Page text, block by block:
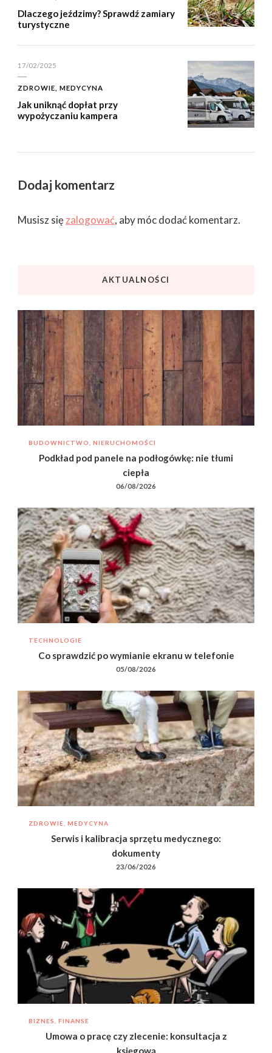
Dlaczego jeździmy? Sprawdź zamiary
turystyczne
17/02/2025
ZDROWIE, MEDYCYNA
Jak uniknąć dopłat przy
wypożyczaniu kampera
Dodaj komentarz
Musisz sięzalogować, aby móc dodać komentarz.
AKTUALNOŚCI
BUDOWNICTWO, NIERUCHOMOŚCI
Podkład pod panele na podłogówkę: nie tłumi
ciepła
06/08/2026
TECHNOLOGIE
Co sprawdzić po wymianie ekranu w telefonie
05/08/2026
ZDROWIE, MEDYCYNA
Serwis i kalibracja sprzętu medycznego:
dokumenty
23/06/2026
BIZNES, FINANSE
Umowa o pracę czy zlecenie: konsultacja z
księgową